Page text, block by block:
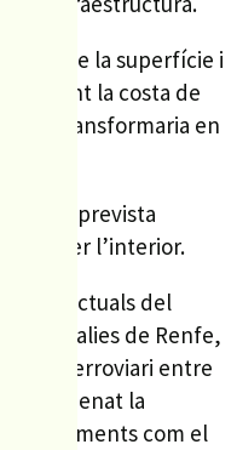
de la superfície i
la costa de
Es transformaria en
futura i prevista
per l’interior.
actuals del
de rodalies de Renfe,
traçat ferroviari entre
la
Ajuntaments com el